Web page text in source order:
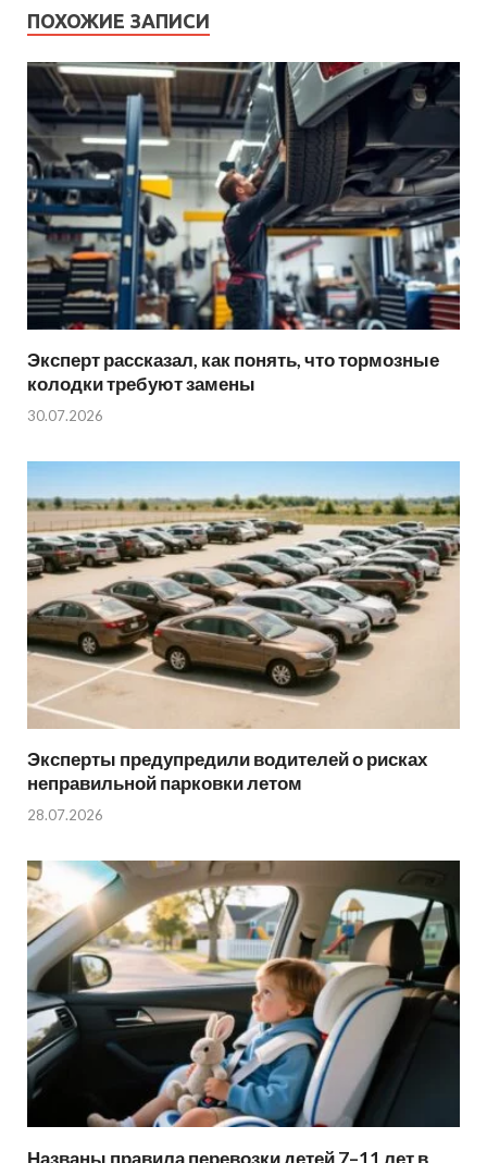
ПОХОЖИЕ ЗАПИСИ
Эксперт рассказал, как понять, что тормозные
колодки требуют замены
30.07.2026
Эксперты предупредили водителей о рисках
неправильной парковки летом
28.07.2026
Названы правила перевозки детей 7–11 лет в